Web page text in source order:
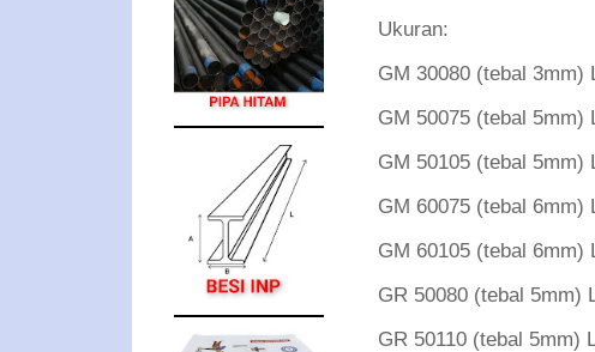
Ukuran:
GM 30080 (tebal 3mm)
GM 50075 (tebal 5mm)
GM 50105 (tebal 5mm)
GM 60075 (tebal 6mm)
GM 60105 (tebal 6mm)
GR 50080 (tebal 5mm)
GR 50110 (tebal 5mm)